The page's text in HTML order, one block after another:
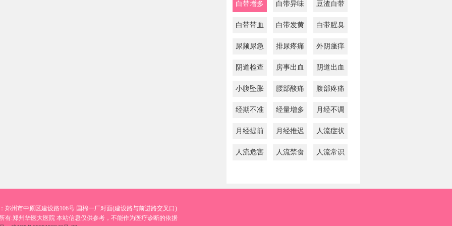
白带增多 白带异味 豆渣白带
白带带血 白带发黄 白带腥臭
尿频尿急 排尿疼痛 外阴瘙痒
阴道检查 房事出血 阴道出血
小腹坠胀 腰部酸痛 腹部疼痛
经期不准 经量增多 月经不调
月经提前 月经推迟 人流症状
人流危害 人流禁食 人流常识
郑州市中原区建设路106号 国棉一厂对面(建设路与前进路交叉口)
有:郑州华医大医院 本站信息仅供参考，不能作为医疗诊断的依据